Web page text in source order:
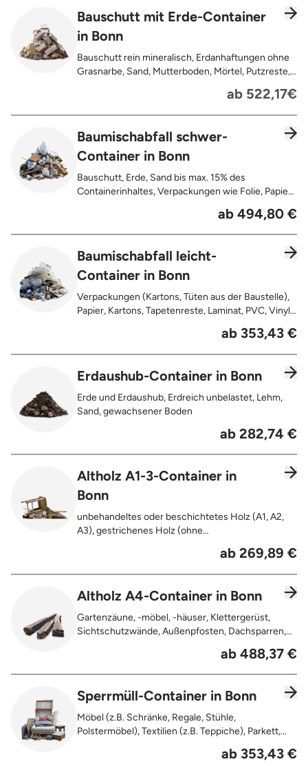
Bauschutt mit Erde-Container
in Bonn
Bauschutt rein mineralisch, Erdanhaftungen ohne
Grasnarbe, Sand, Mutterboden, Mörtel, Putzreste,
ab 522,17€
Baumischabfall schwer-
Container in Bonn
Bauschutt, Erde, Sand bis max. 15% des
Containerinhaltes, Verpackungen wie Folie, Papier,
Kunststoffe, Gummi, Styropor, Holz (z.B.
Teppiche, Gardinen, Gipswände/
Trockenbauwände, Metalle, Bleche, Rohre, Kabel,
Gebinde wie Dosen, Fässer, Eimer,
Sauerkrautplatten
ab 494,80 €
Baumischabfall leicht-
Container in Bonn
Verpackungen (Kartons, Tüten aus der Baustelle),
Papier, Kartons, Tapetenreste, Laminat, PVC, Vinyl,
Kunststoffe, Folien, Gummi, Styropor, Holz (z.B.
Spanplatten, Bauholz, Paletten), Textilien wie
Teppiche, Gardinen, Gipswände/
Türen für den Innenbereich, Restentleerte
Gebinde wie Dosen, Fässer, Eimer,
Sauerkrautplatten, Bauschutt bis max. 5% des
ab 353,43 €
Erdaushub-Container in Bonn
Erde und Erdaushub, Erdreich unbelastet, Lehm,
Sand, gewachsener Boden
ab 282,74 €
Altholz A1-3-Container in
Bonn
unbehandeltes oder beschichtetes Holz (A1, A2,
A3), gestrichenes Holz (ohne
Oberflächenbehandlung wie Anstrich, Lasur,
Lackierung ), kleine Anhaftungen wie Nägel,
Schrauben oder Scharniere , Möbel und Türen,
Holz (z.B. Paletten, Bauholz),
Holzweichfaserplatten, Holzkisten,
Kabeltrommeln, Holzschnittreste, Leimholzplatten
ab 269,89 €
Altholz A4-Container in Bonn
Gartenzäune, -möbel, -häuser, Klettergerüst,
Sichtschutzwände, Außenpfosten, Dachsparren,
behandeltes Holz (=schadstoffbelastet),
Verfaultes oder verbranntes Holz, Fensterrahmen,
Bahnschwellen, Pflanzfähle, Jägerzaun
ab 488,37 €
Sperrmüll-Container in Bonn
Möbel (z.B. Schränke, Regale, Stühle,
Polstermöbel), Textilien (z.B. Teppiche), Parkett,
Koffer, Fensterholz oder Türholz / Türen (ohne
Glas), Fahrräder, Matratzen, Spielzeug, Bücher,
ab 353,43 €